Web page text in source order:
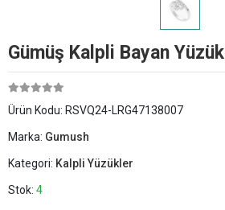
Gümüş Kalpli Bayan Yüzük
Ürün Kodu: RSVQ24-LRG47138007
Marka: Gumush
Kategori: Kalpli Yüzükler
Stok: 4